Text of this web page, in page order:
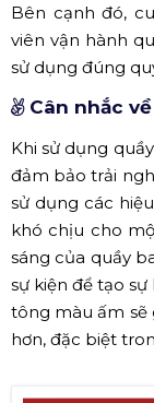
Bên cạnh đó,
viên vận hành
sử dụng đúng
Cân nhắc
Khi sử dụng
đảm bảo trải
sử dụng các
khó chịu cho
sáng của quầy
sự kiện để tạo
tông màu ấm sẽ
hơn, đặc biệt